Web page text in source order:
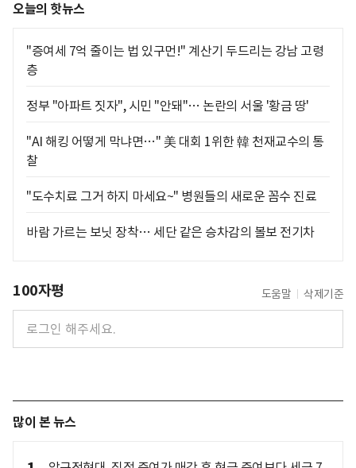
오늘의 핫뉴스
"증여세 7억 줄이는 법 있구먼!" 계산기 두드리는 강남 고령
층
정부 "아파트 짓자", 시민 "안돼"… 논란의 서울 '황금 땅'
"AI 해킹 어떻게 막냐면…" 美 대회 1위한 韓 천재교수의 통
찰
"도수치료 그거 하지 마세요~" 병원들의 새로운 꼼수 진료
바람 가르는 보닛 장착… 세단 같은 승차감의 볼보 전기차
100자평 도움말 삭제기준
많이 본 뉴스